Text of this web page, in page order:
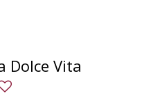
Dolce Vita